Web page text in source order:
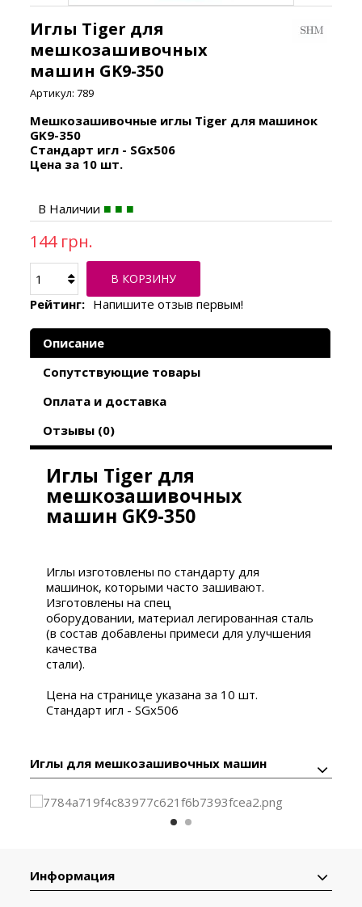
Иглы Tiger для
мешкозашивочных
машин GK9-350
Артикул: 789
Мешкозашивочные иглы Tiger для машинок
GK9-350
Стандарт игл - SGx506
Цена за 10 шт.
В Наличии
144 грн.
В КОРЗИНУ
Рейтинг: Напишите отзыв первым!
Описание
Сопутствующие товары
Оплата и доставка
Отзывы (0)
Иглы Tiger для
мешкозашивочных
машин GK9-350
Иглы изготовлены по стандарту для
машинок, которыми часто зашивают.
Изготовлены на спец
оборудовании, материал легированная сталь
(в состав добавлены примеси для улучшения
качества
стали).
Цена на странице указана за 10 шт.
Стандарт игл - SGx506
Иглы для мешкозашивочных машин
Информация